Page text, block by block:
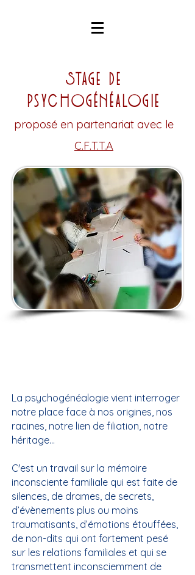
Stage de
psychogénéalogie
proposé en partenariat avec le
C.F.T.T.A
La psychogénéalogie vient interroger
notre place face à nos origines, nos
racines, notre lien de filiation, notre
héritage…
C'est un travail sur la mémoire
inconsciente familiale qui est faite de
silences, de drames, de secrets,
d’évènements plus ou moins
traumatisants, d’émotions étouffées,
de non-dits qui ont fortement pesé
sur les relations familiales et qui se
transmettent inconsciemment de